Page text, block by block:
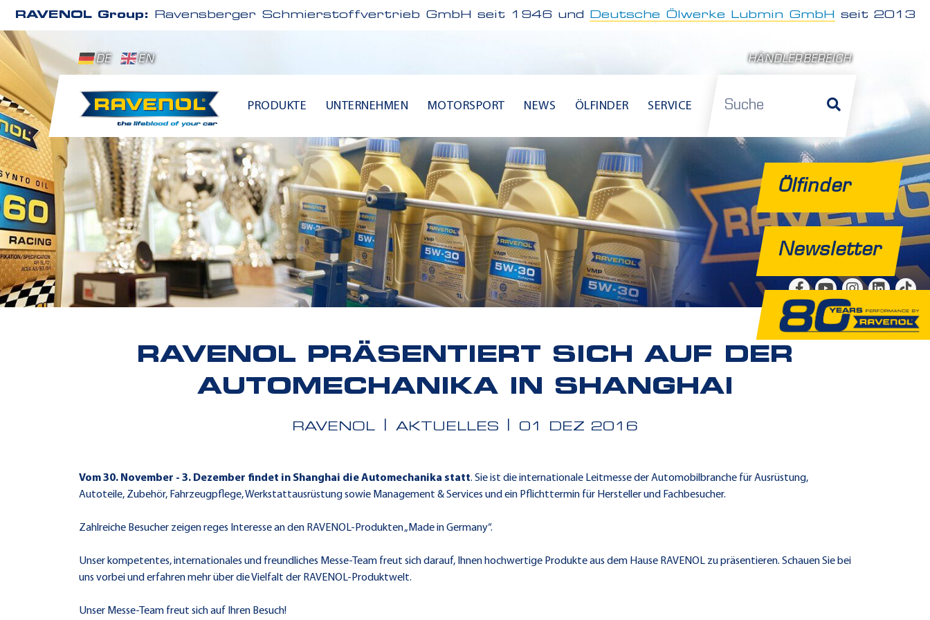
RAVENOL Group: Ravensberger Schmierstoffvertrieb GmbH seit 1946 und Deutsche Ölwerke Lubmin GmbH seit 2013
DE EN HÄNDLERBEREICH
PRODUKTE UNTERNEHMEN MOTORSPORT NEWS ÖLFINDER SERVICE
Ölfinder
Newsletter
RAVENOL PRÄSENTIERT SICH AUF DER
AUTOMECHANIKA IN SHANGHAI
RAVENOL AKTUELLES 01 DEZ 2016
Vom 30. November - 3. Dezember findet in Shanghai die Automechanika statt. Sie ist die internationale Leitmesse der Automobilbranche für Ausrüstung,
Autoteile, Zubehör, Fahrzeugpflege, Werkstattausrüstung sowie Management & Services und ein Pflichttermin für Hersteller und Fachbesucher.
Zahlreiche Besucher zeigen reges Interesse an den RAVENOL-Produkten „Made in Germany“.
Unser kompetentes, internationales und freundliches Messe-Team freut sich darauf, Ihnen hochwertige Produkte aus dem Hause RAVENOL zu präsentieren. Schauen Sie bei
uns vorbei und erfahren mehr über die Vielfalt der RAVENOL-Produktwelt.
Unser Messe-Team freut sich auf Ihren Besuch!